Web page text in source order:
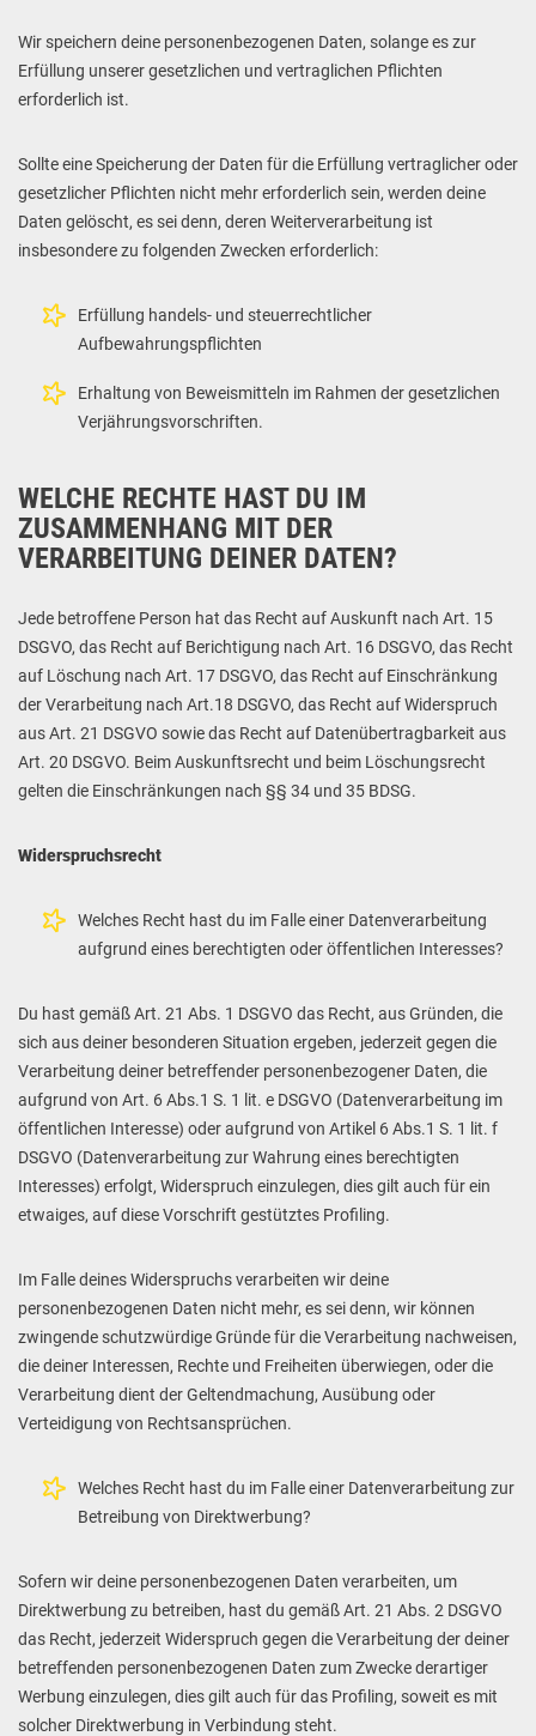
Wir speichern deine personenbezogenen Daten, solange es zur
Erfüllung unserer gesetzlichen und vertraglichen Pflichten
erforderlich ist.
Sollte eine Speicherung der Daten für die Erfüllung vertraglicher oder
gesetzlicher Pflichten nicht mehr erforderlich sein, werden deine
Daten gelöscht, es sei denn, deren Weiterverarbeitung ist
insbesondere zu folgenden Zwecken erforderlich:
Erfüllung handels- und steuerrechtlicher
Aufbewahrungspflichten
Erhaltung von Beweismitteln im Rahmen der gesetzlichen
Verjährungsvorschriften.
WELCHE RECHTE HAST DU IM
ZUSAMMENHANG MIT DER
VERARBEITUNG DEINER DATEN?
Jede betroffene Person hat das Recht auf Auskunft nach Art. 15
DSGVO, das Recht auf Berichtigung nach Art. 16 DSGVO, das Recht
auf Löschung nach Art. 17 DSGVO, das Recht auf Einschränkung
der Verarbeitung nach Art.18 DSGVO, das Recht auf Widerspruch
aus Art. 21 DSGVO sowie das Recht auf Datenübertragbarkeit aus
Art. 20 DSGVO. Beim Auskunftsrecht und beim Löschungsrecht
gelten die Einschränkungen nach §§ 34 und 35 BDSG.
Widerspruchsrecht
Welches Recht hast du im Falle einer Datenverarbeitung
aufgrund eines berechtigten oder öffentlichen Interesses?
Du hast gemäß Art. 21 Abs. 1 DSGVO das Recht, aus Gründen, die
sich aus deiner besonderen Situation ergeben, jederzeit gegen die
Verarbeitung deiner betreffender personenbezogener Daten, die
aufgrund von Art. 6 Abs.1 S. 1 lit. e DSGVO (Datenverarbeitung im
öffentlichen Interesse) oder aufgrund von Artikel 6 Abs.1 S. 1 lit. f
DSGVO (Datenverarbeitung zur Wahrung eines berechtigten
Interesses) erfolgt, Widerspruch einzulegen, dies gilt auch für ein
etwaiges, auf diese Vorschrift gestütztes Profiling.
Im Falle deines Widerspruchs verarbeiten wir deine
personenbezogenen Daten nicht mehr, es sei denn, wir können
zwingende schutzwürdige Gründe für die Verarbeitung nachweisen,
die deiner Interessen, Rechte und Freiheiten überwiegen, oder die
Verarbeitung dient der Geltendmachung, Ausübung oder
Verteidigung von Rechtsansprüchen.
Welches Recht hast du im Falle einer Datenverarbeitung zur
Betreibung von Direktwerbung?
Sofern wir deine personenbezogenen Daten verarbeiten, um
Direktwerbung zu betreiben, hast du gemäß Art. 21 Abs. 2 DSGVO
das Recht, jederzeit Widerspruch gegen die Verarbeitung der deiner
betreffenden personenbezogenen Daten zum Zwecke derartiger
Werbung einzulegen, dies gilt auch für das Profiling, soweit es mit
solcher Direktwerbung in Verbindung steht.